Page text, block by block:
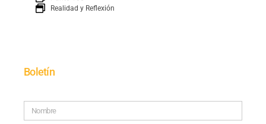
Realidad y Reflexión
Boletín